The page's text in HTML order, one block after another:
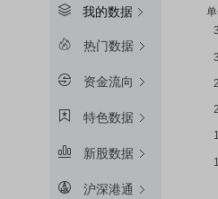
我的数据
热门数据
资金流向
特色数据
新股数据
沪深港通